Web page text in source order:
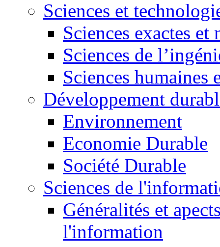
Sciences et
Sciences exactes et
Sciences de
Sciences humaines
Développement
Environnement
Economie Durable
Société Durable
Sciences de
Généralités et
l'information